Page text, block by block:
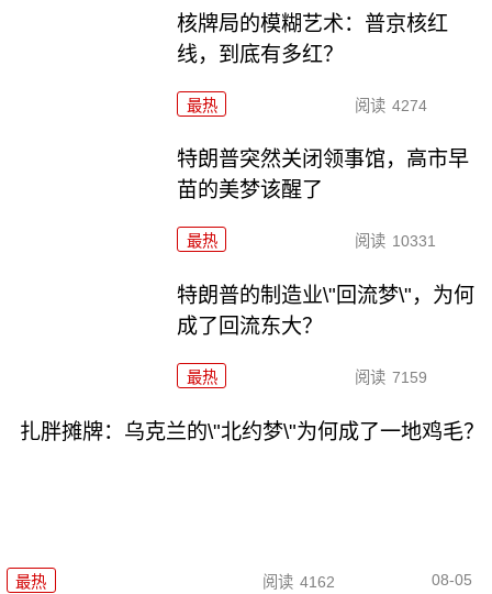
核牌局的模糊艺术：普京核红
线，到底有多红？
最热 阅读 4274
特朗普突然关闭领事馆，高市早
苗的美梦该醒了
最热 阅读 10331
特朗普的制造业\"回流梦\"，为何
成了回流东大？
最热 阅读 7159
扎胖摊牌：乌克兰的\"北约梦\"为何成了一地鸡毛？
最热 阅读 4162 08-05